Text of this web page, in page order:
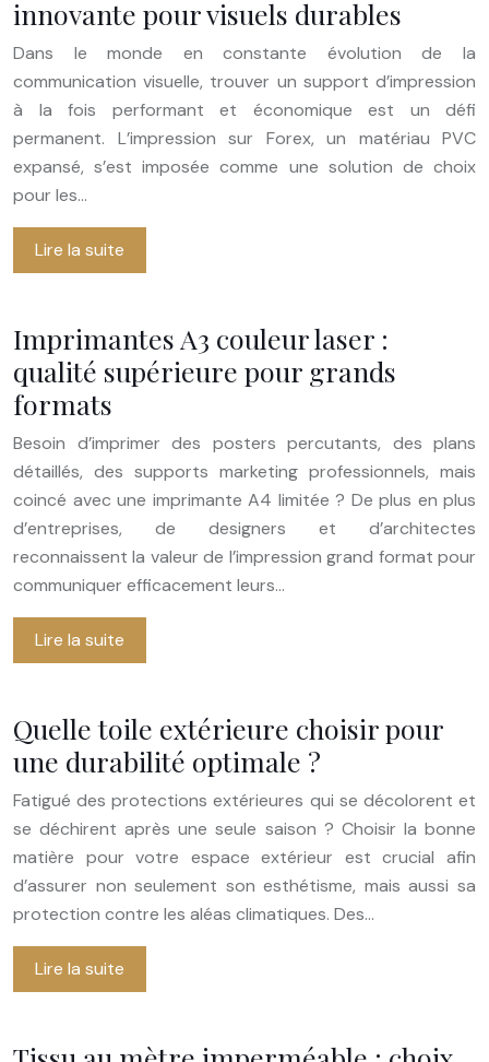
innovante pour visuels durables
Dans le monde en constante évolution de la
communication visuelle, trouver un support d’impression
à la fois performant et économique est un défi
permanent. L’impression sur Forex, un matériau PVC
expansé, s’est imposée comme une solution de choix
pour les…
Lire la suite
Imprimantes A3 couleur laser :
qualité supérieure pour grands
formats
Besoin d’imprimer des posters percutants, des plans
détaillés, des supports marketing professionnels, mais
coincé avec une imprimante A4 limitée ? De plus en plus
d’entreprises, de designers et d’architectes
reconnaissent la valeur de l’impression grand format pour
communiquer efficacement leurs…
Lire la suite
Quelle toile extérieure choisir pour
une durabilité optimale ?
Fatigué des protections extérieures qui se décolorent et
se déchirent après une seule saison ? Choisir la bonne
matière pour votre espace extérieur est crucial afin
d’assurer non seulement son esthétisme, mais aussi sa
protection contre les aléas climatiques. Des…
Lire la suite